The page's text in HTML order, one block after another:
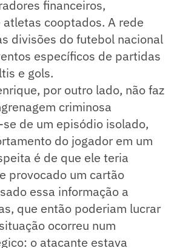
financeiros,
cooptados. A rede
divisões do futebol nacional
específicos de partidas
e gols.
por outro lado, não faz
criminosa
de um episódio isolado,
do jogador em um
é de que ele teria
provocado um cartão
essa informação a
que então poderiam lucrar
ocorreu num
o atacante estava